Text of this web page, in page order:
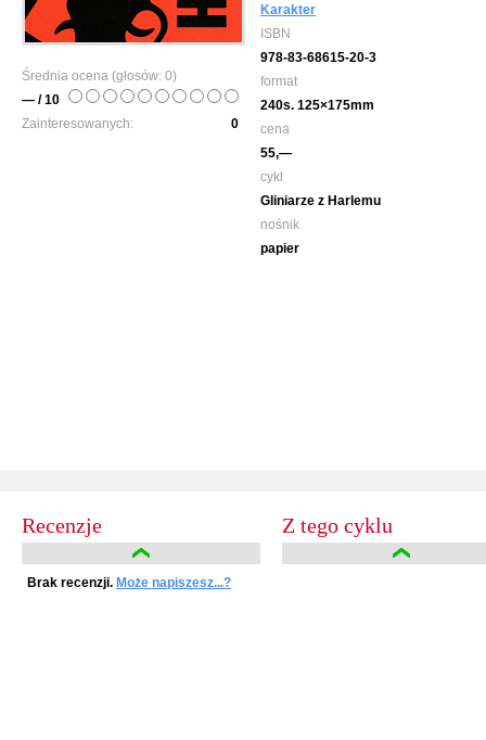
Średnia ocena (głosów: 0)
— / 10
0
Zainteresowanych:
Karakter
ISBN
978-83-68615-20-3
format
240s. 125×175mm
cena
55,—
cykl
Gliniarze z Harlemu
nośnik
papier
Recenzje
Brak recenzji. Może napiszesz...?
Z tego cyklu